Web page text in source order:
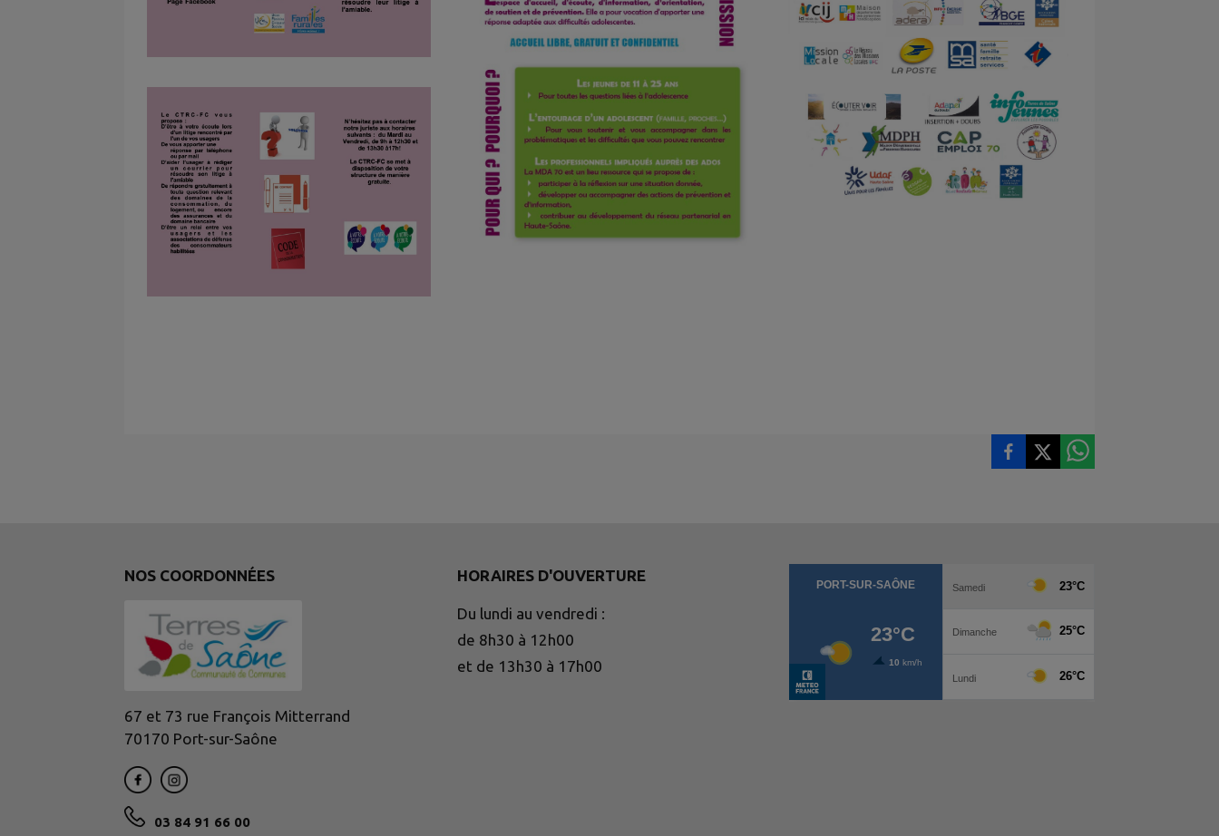
NOS COORDONNÉES
67 et 73 rue François Mitterrand
70170 Port-sur-Saône
03 84 91 66 00
HORAIRES D'OUVERTURE
Du lundi au vendredi :
de 8h30 à 12h00
et de 13h30 à 17h00